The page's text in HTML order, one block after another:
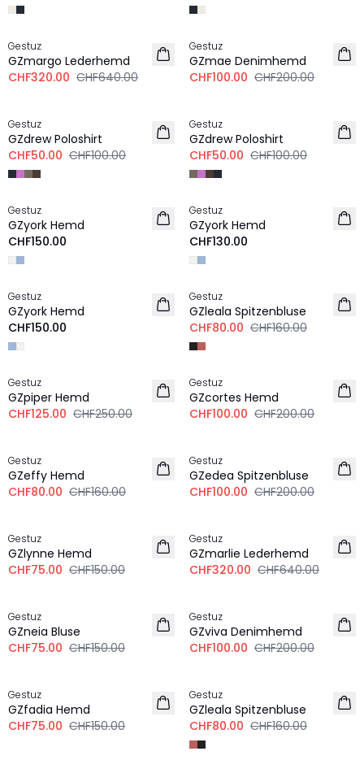
-50%
Gestuz
GZmargo Lederhemd
CHF320.00 CHF640.00
-50%
Gestuz
GZmae Denimhemd
CHF100.00 CHF200.00
Gestuz
GZdrew Poloshirt
CHF50.00 CHF100.00
Gestuz
GZdrew Poloshirt
CHF50.00 CHF100.00
NEU
Gestuz
GZyork Hemd
CHF150.00
NEU
Gestuz
GZyork Hemd
CHF130.00
NEU
Gestuz
GZyork Hemd
CHF150.00
-50%
Gestuz
GZleala Spitzenbluse
CHF80.00 CHF160.00
-50%
Gestuz
GZpiper Hemd
CHF125.00 CHF250.00
-50%
Gestuz
GZcortes Hemd
CHF100.00 CHF200.00
Gestuz
GZeffy Hemd
CHF80.00 CHF160.00
Gestuz
GZedea Spitzenbluse
CHF100.00 CHF200.00
Gestuz
GZlynne Hemd
CHF75.00 CHF150.00
Gestuz
GZmarlie Lederhemd
CHF320.00 CHF640.00
Gestuz
GZneia Bluse
CHF75.00 CHF150.00
Gestuz
GZviva Denimhemd
CHF100.00 CHF200.00
Gestuz
GZfadia Hemd
CHF75.00 CHF150.00
Gestuz
GZleala Spitzenbluse
CHF80.00 CHF160.00
-50%